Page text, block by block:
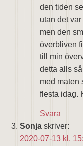
den tiden
utan det
men den
överbliven
till min
detta alls
med maten
flesta idag.
Svara
Sonja skriver:
2020-07-13 kl.